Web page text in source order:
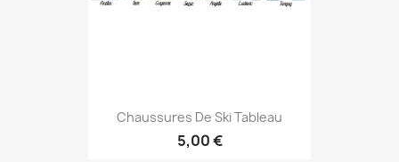
Chaussures De Ski Tableau
5,00 €